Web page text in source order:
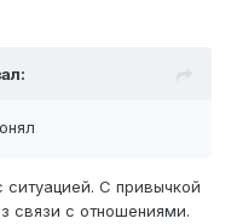
что все мужики
ставки. Он как раз
поставил. Дак
ситуацией. С привычкой
связи с отношениями.